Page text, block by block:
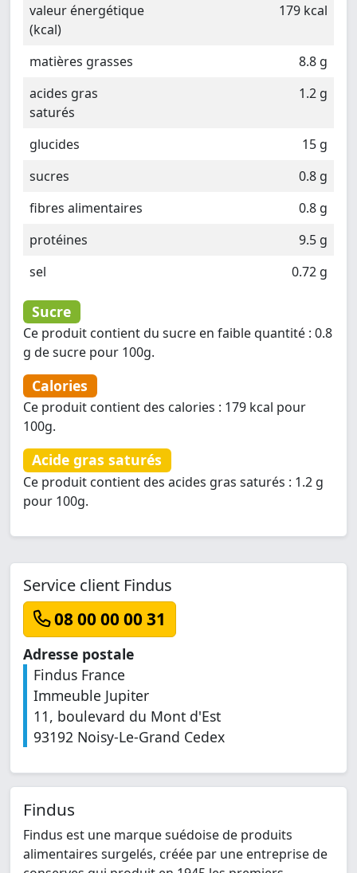
valeur énergétique
(kcal)
179 kcal
matières grasses
8.8 g
acides gras
saturés
1.2 g
glucides
15 g
sucres
0.8 g
fibres alimentaires
0.8 g
protéines
9.5 g
sel
0.72 g
Sucre
Ce produit contient du sucre en faible quantité : 0.8
g de sucre pour 100g.
Calories
Ce produit contient des calories : 179 kcal pour
100g.
Acide gras saturés
Ce produit contient des acides gras saturés : 1.2 g
pour 100g.
Service client Findus
08 00 00 00 31
Adresse postale
Findus France
Immeuble Jupiter
11, boulevard du Mont d'Est
93192 Noisy-Le-Grand Cedex
Findus
Findus est une marque suédoise de produits
alimentaires surgelés, créée par une entreprise de